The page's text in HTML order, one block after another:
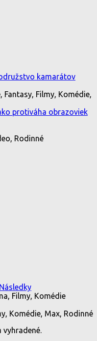
kamarátov
Filmy, Komédie,
protiváha obrazoviek
Rodinné
Následky
Filmy, Komédie
Komédie, Max, Rodinné
vyhradené.